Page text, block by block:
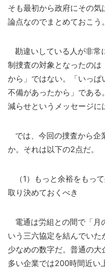
そも最初から政府にその
論点なのでまとめておこう。
勘違いしている人が非常
制捜査の対象となったのは
から」ではない。「いっ
不備があったから」であ
減らせというメッセージに
では、今回の捜査から企
か。それは以下の2点だ。
（1）もっと余裕をもっ
取り決めておくべき
電通は労組との間で「月
いう三六協定を結んでい
少なめの数字だ。普通の大
多い企業では200時間近い